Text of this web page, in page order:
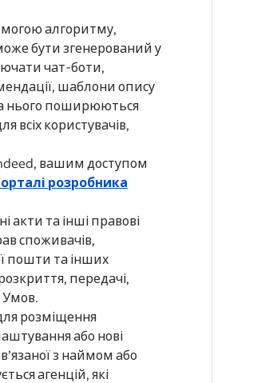
алгоритму,
бути згенерований у
чат-боти,
шаблони опису
нього поширюються
всіх користувачів,
вашим доступом
розробника
акти та інші правові
споживачів,
пошти та інших
передачі,
Умов.
розміщення
або нові
з наймом або
агенцій, які